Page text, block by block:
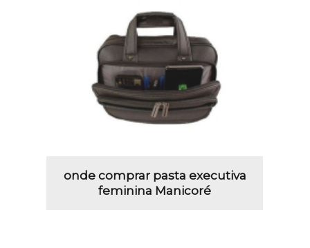
onde comprar pasta executiva
feminina Manicoré